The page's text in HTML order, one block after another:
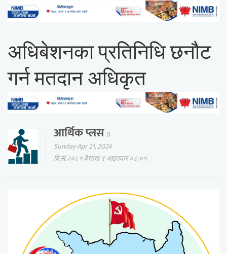
अधिबेशनका प्रतिनिधि छनौट
गर्न मतदान अधिकृत
आर्थिक प्लस
Sunday Apr 21, 2024
वि.सं.२०८१ वैशाख ९ आइतवार ०८:०५